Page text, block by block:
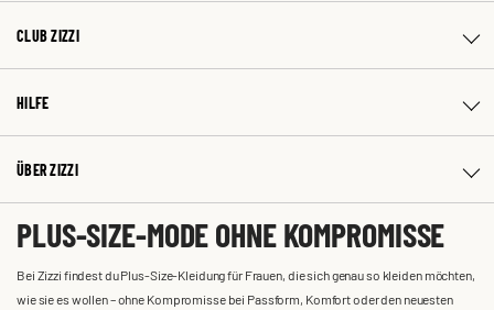
CLUB ZIZZI
HILFE
ÜBER ZIZZI
PLUS-SIZE-MODE OHNE KOMPROMISSE
Bei Zizzi findest du Plus-Size-Kleidung für Frauen, die sich genau so kleiden möchten,
wie sie es wollen – ohne Kompromisse bei Passform, Komfort oder den neuesten